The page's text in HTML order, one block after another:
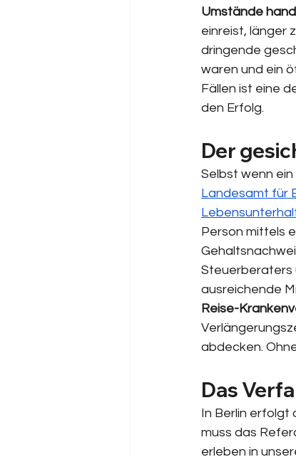
Umstände
einreist, länger
dringende
waren und ein
Fällen ist eine
den Erfolg.
Der
Selbst wenn
Landesamt für
Person mittels
Steuerberaters
ausreichende
Reise-
abdecken.
Das
In Berlin erfolgt
muss das
erleben in